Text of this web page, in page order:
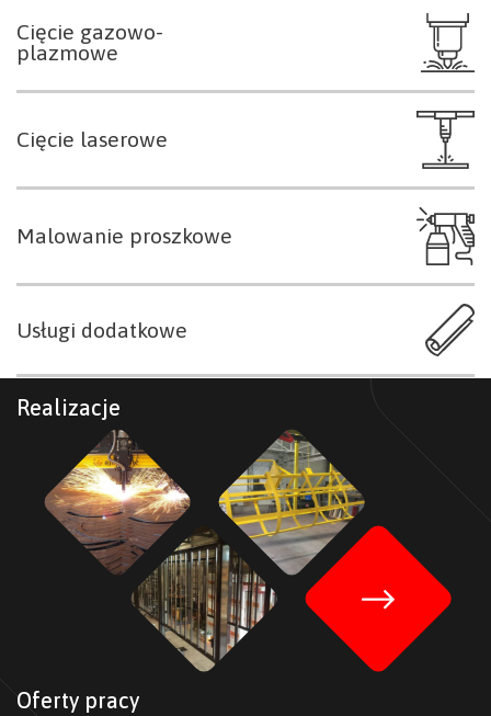
Cięcie gazowo-
plazmowe
Cięcie laserowe
Malowanie proszkowe
Usługi dodatkowe
Realizacje
Oferty pracy